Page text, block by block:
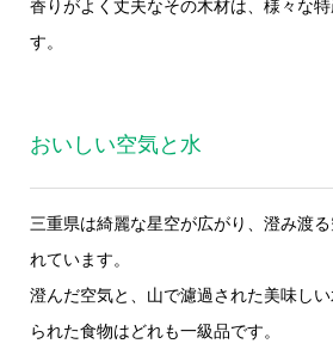
香りがよく丈夫なその木材は、様々な
す。
おいしい空気と水
三重県は綺麗な星空が広がり、澄み渡
れています。
澄んだ空気と、山で濾過された美味し
られた食物はどれも一級品です。